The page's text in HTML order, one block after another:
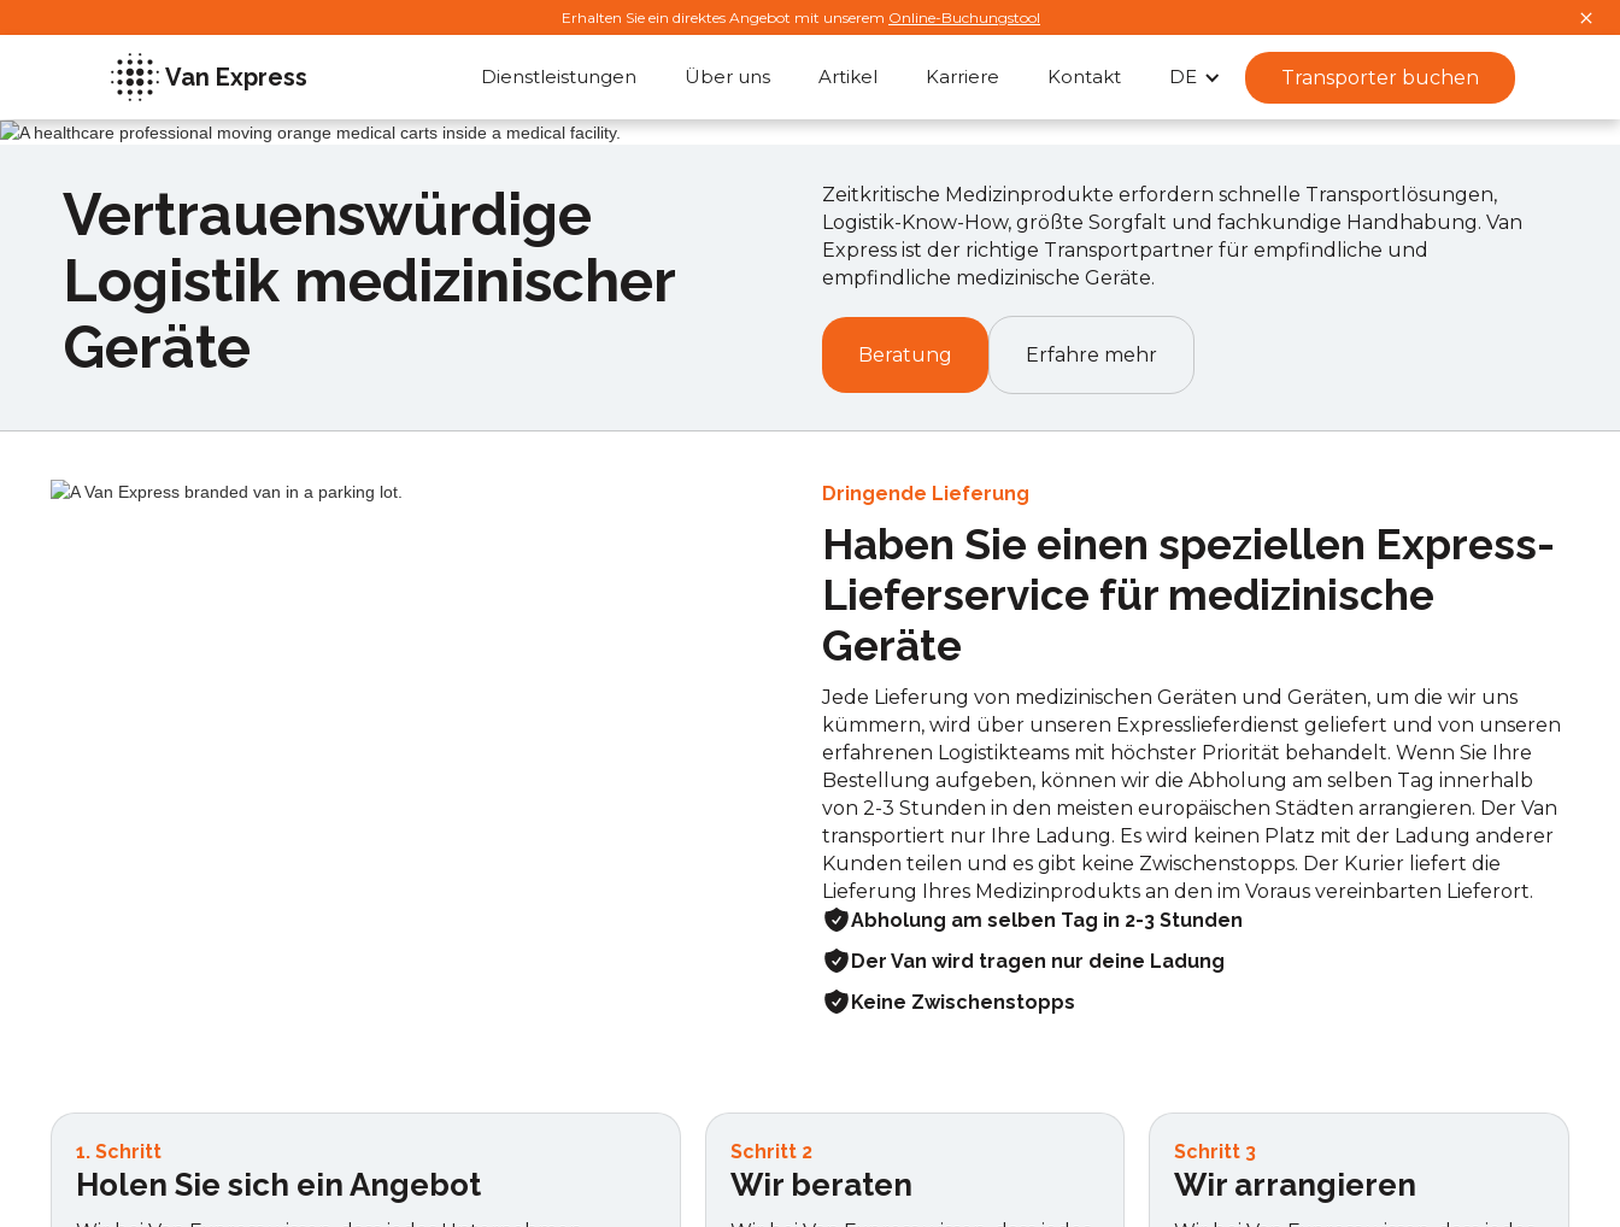
Erhalten Sie ein direktes Angebot mit unserem Online-Buchungstool
Van Express Dienstleistungen Über uns Artikel Karriere Kontakt DE Transporter buchen
Vertrauenswürdige
Logistik medizinischer
Geräte
Zeitkritische Medizinprodukte erfordern schnelle Transportlösungen,
Logistik-Know-How, größte Sorgfalt und fachkundige Handhabung. Van
Express ist der richtige Transportpartner für empfindliche und
empfindliche medizinische Geräte.
Beratung Erfahre mehr
Dringende Lieferung
Haben Sie einen speziellen Express-
Lieferservice für medizinische
Geräte
Jede Lieferung von medizinischen Geräten und Geräten, um die wir uns
kümmern, wird über unseren Expresslieferdienst geliefert und von unseren
erfahrenen Logistikteams mit höchster Priorität behandelt. Wenn Sie Ihre
Bestellung aufgeben, können wir die Abholung am selben Tag innerhalb
von 2-3 Stunden in den meisten europäischen Städten arrangieren. Der Van
transportiert nur Ihre Ladung. Es wird keinen Platz mit der Ladung anderer
Kunden teilen und es gibt keine Zwischenstopps. Der Kurier liefert die
Lieferung Ihres Medizinprodukts an den im Voraus vereinbarten Lieferort.
Abholung am selben Tag in 2-3 Stunden
Der Van wird tragen nur deine Ladung
Keine Zwischenstopps
1. Schritt
Holen Sie sich ein Angebot
Schritt 2
Wir beraten
Schritt 3
Wir arrangieren